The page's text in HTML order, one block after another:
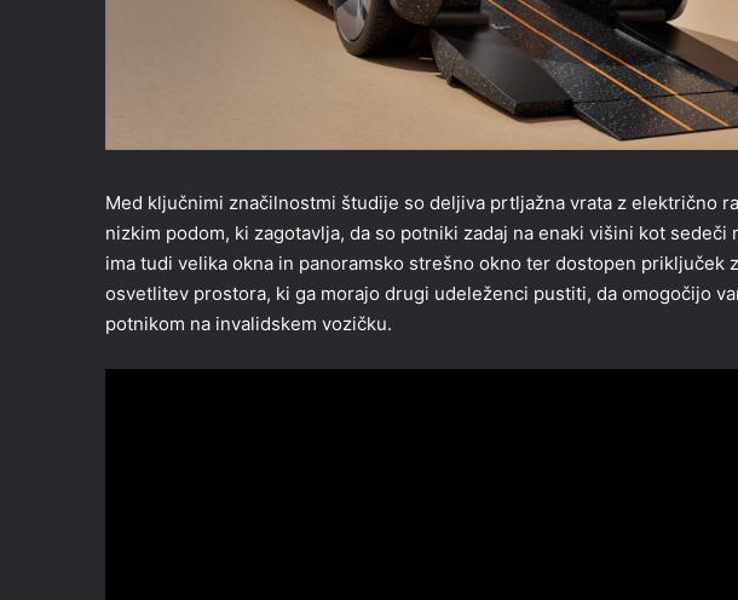
Med ključnimi značilnostmi študije so deljiva prtljažna vrata z električno
nizkim podom, ki zagotavlja, da so potniki zadaj na enaki višini kot sedeči
ima tudi velika okna in panoramsko strešno okno ter dostopen priključek
osvetlitev prostora, ki ga morajo drugi udeleženci pustiti, da omogočijo
potnikom na invalidskem vozičku.